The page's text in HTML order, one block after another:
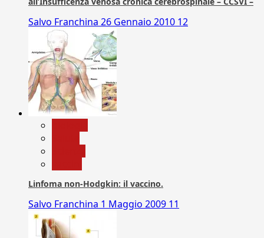
Salvo Franchina 26 Gennaio 2010 12
Linfoma non-Hodgkin: il vaccino.
Salvo Franchina 1 Maggio 2009 11